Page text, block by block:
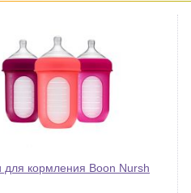
для кормления Boon Nursh